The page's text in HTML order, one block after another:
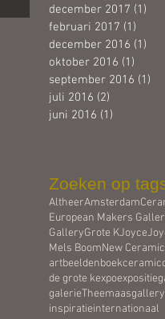
december 2017 (1)
februari 2017 (1)
december 2016 (1)
oktober 2016 (1)
september 2016 (1)
juli 2016 (2)
juni 2016 (1)
Zoeken op
AltheerAmsterdam
European Makers
GalleryGrote KJoyce
Mels BoomNew
artbeeldenboekceramic
de grote kexpoexpositie
galerieTheemaasgallery
inspiratieinternationaal